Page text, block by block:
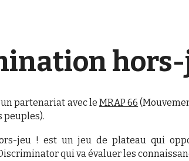
hors-
partenariat avec le MRAP 66
peuples).
jeu ! est un jeu de plateau qui
qui va évaluer les